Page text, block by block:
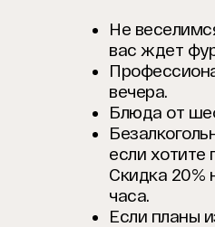
Не
вас ждет
вечера.
Блюда от
если хотите
Скидка 20%
часа.
Если планы